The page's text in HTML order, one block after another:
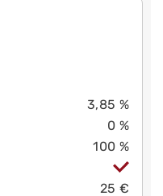
3,85 %
0 %
100 %
25 €